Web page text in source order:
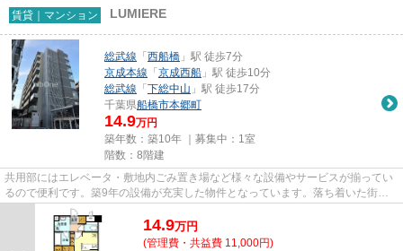
賃貸｜マンション LUMIERE
総武線 「 西船橋 」駅 徒歩7分
京成本線 「 京成西船 」駅 徒歩10分
総武線 「 下総中山 」駅 徒歩17分
千葉県船橋市本郷町
14.9万円
築年数：築10年 ｜募集中： 1室
階数：8階建
共用部にはエレベータ・敷地内ごみ置き場など様々な設備やサービスが揃ってい
るので便利です。築9年の設備が充実した物件となっています。落ち着いた街並
みにフィットする外観タイルの...
14.9万円
(管理費・共益費 11,000円)